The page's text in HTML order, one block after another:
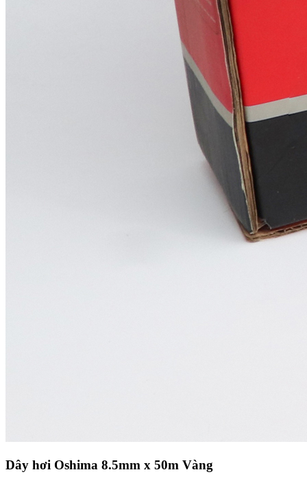
Dây hơi Oshima 8.5mm x 50m Vàng